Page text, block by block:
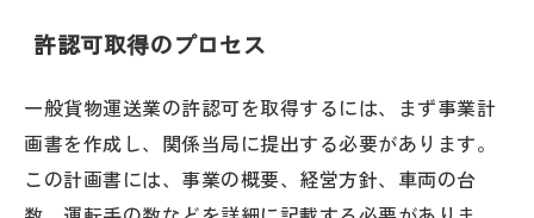
許認可取得のプロセス
一般貨物運送業の許認可を取得するには、まず事業計
画書を作成し、関係当局に提出する必要があります。
この計画書には、事業の概要、経営方針、車両の台